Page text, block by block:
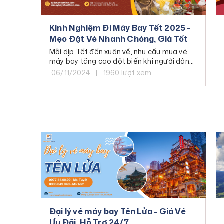
Kinh Nghiệm Đi Máy Bay Tết 2025 -
Mẹo Đặt Vé Nhanh Chóng, Giá Tốt
Mỗi dịp Tết đến xuân về, nhu cầu mua vé
máy bay tăng cao đột biến khi người dân
rục rịch trở về quê hương đoàn tụ với gia
đình. Tuy nhiên, việc săn vé máy bay Tết
không dễ dàng, bởi vé thường hết rất
06/11/2024 | 1960 lượt xem
Đại lý vé máy bay Tên Lửa - Giá Vé